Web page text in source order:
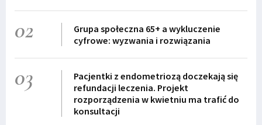
02
Grupa społeczna 65+ a wykluczenie
cyfrowe: wyzwania i rozwiązania
03
Pacjentki z endometriozą doczekają się
refundacji leczenia. Projekt
rozporządzenia w kwietniu ma trafić do
konsultacji